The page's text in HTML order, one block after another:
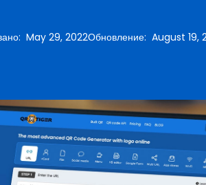
: May 29, 2022Обновление: August 19,